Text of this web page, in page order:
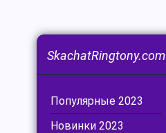
SkachatRingtony.com
Популярные 2023
Новинки 2023